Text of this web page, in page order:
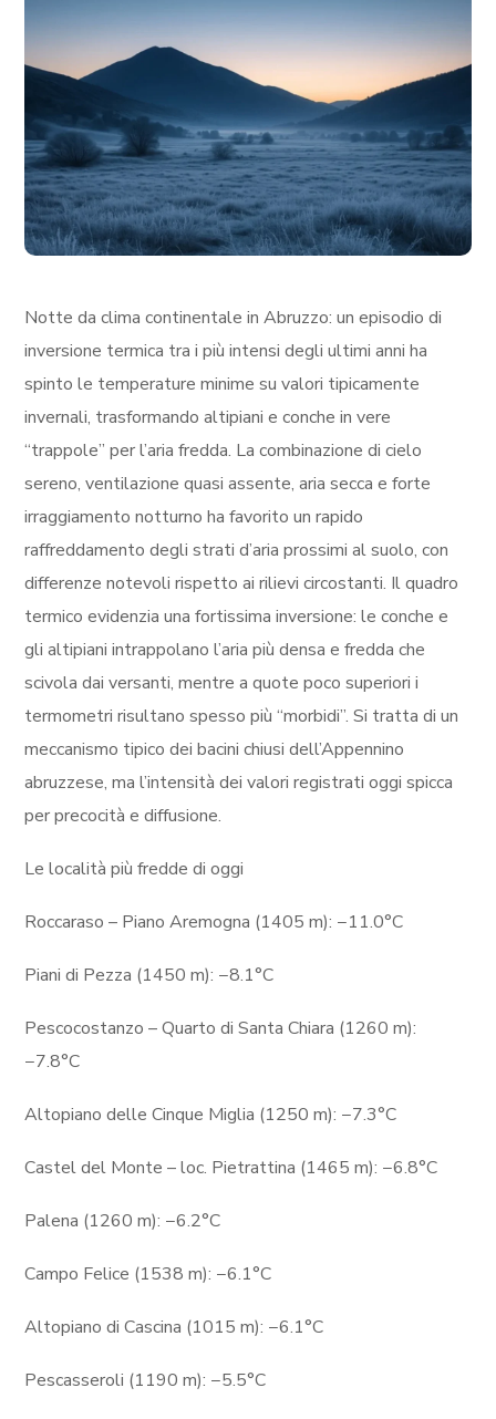
Notte da clima continentale in Abruzzo: un episodio di
inversione termica tra i più intensi degli ultimi anni ha
spinto le temperature minime su valori tipicamente
invernali, trasformando altipiani e conche in vere
“trappole” per l’aria fredda. La combinazione di cielo
sereno, ventilazione quasi assente, aria secca e forte
irraggiamento notturno ha favorito un rapido
raffreddamento degli strati d’aria prossimi al suolo, con
differenze notevoli rispetto ai rilievi circostanti. Il quadro
termico evidenzia una fortissima inversione: le conche e
gli altipiani intrappolano l’aria più densa e fredda che
scivola dai versanti, mentre a quote poco superiori i
termometri risultano spesso più “morbidi”. Si tratta di un
meccanismo tipico dei bacini chiusi dell’Appennino
abruzzese, ma l’intensità dei valori registrati oggi spicca
per precocità e diffusione.
Le località più fredde di oggi
Roccaraso – Piano Aremogna (1405 m): −11.0°C
Piani di Pezza (1450 m): −8.1°C
Pescocostanzo – Quarto di Santa Chiara (1260 m):
−7.8°C
Altopiano delle Cinque Miglia (1250 m): −7.3°C
Castel del Monte – loc. Pietrattina (1465 m): −6.8°C
Palena (1260 m): −6.2°C
Campo Felice (1538 m): −6.1°C
Altopiano di Cascina (1015 m): −6.1°C
Pescasseroli (1190 m): −5.5°C